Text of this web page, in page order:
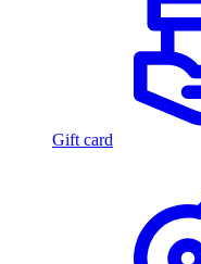
Gift card